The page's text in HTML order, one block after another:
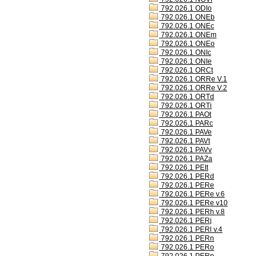
792.026.1 ODIo
792.026.1 ONEb
792.026.1 ONEc
792.026.1 ONEm
792.026.1 ONEo
792.026.1 ONIc
792.026.1 ONIe
792.026.1 ORCt
792.026.1 ORRe V.1
792.026.1 ORRe V.2
792.026.1 ORTd
792.026.1 ORTi
792.026.1 PAOt
792.026.1 PARc
792.026.1 PAVe
792.026.1 PAVt
792.026.1 PAVv
792.026.1 PAZa
792.026.1 PEIt
792.026.1 PERd
792.026.1 PERe
792.026.1 PERe v.6
792.026.1 PERe v10
792.026.1 PERh v.8
792.026.1 PERj
792.026.1 PERl v.4
792.026.1 PERn
792.026.1 PERo